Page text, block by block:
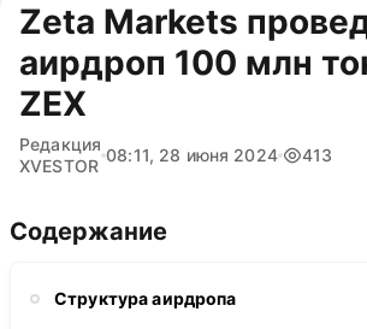
Zeta Markets
аирдроп 100 млн
ZEX
Редакция
XVESTOR
08:11, 28 июня 2024 413
Содержание
Структура аирдропа